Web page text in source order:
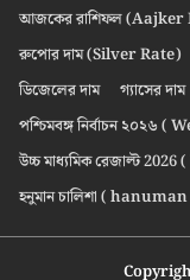
আজকের রাশিফল
রুপোর দাম (Silver Rate)
ডিজেলের দাম
গ্যাসের দাম
পশ্চিমবঙ্গ নির্বাচন ২০২৬
উচ্চ মাধ্যমিক রেজাল্ট
হনুমান চালিশা (